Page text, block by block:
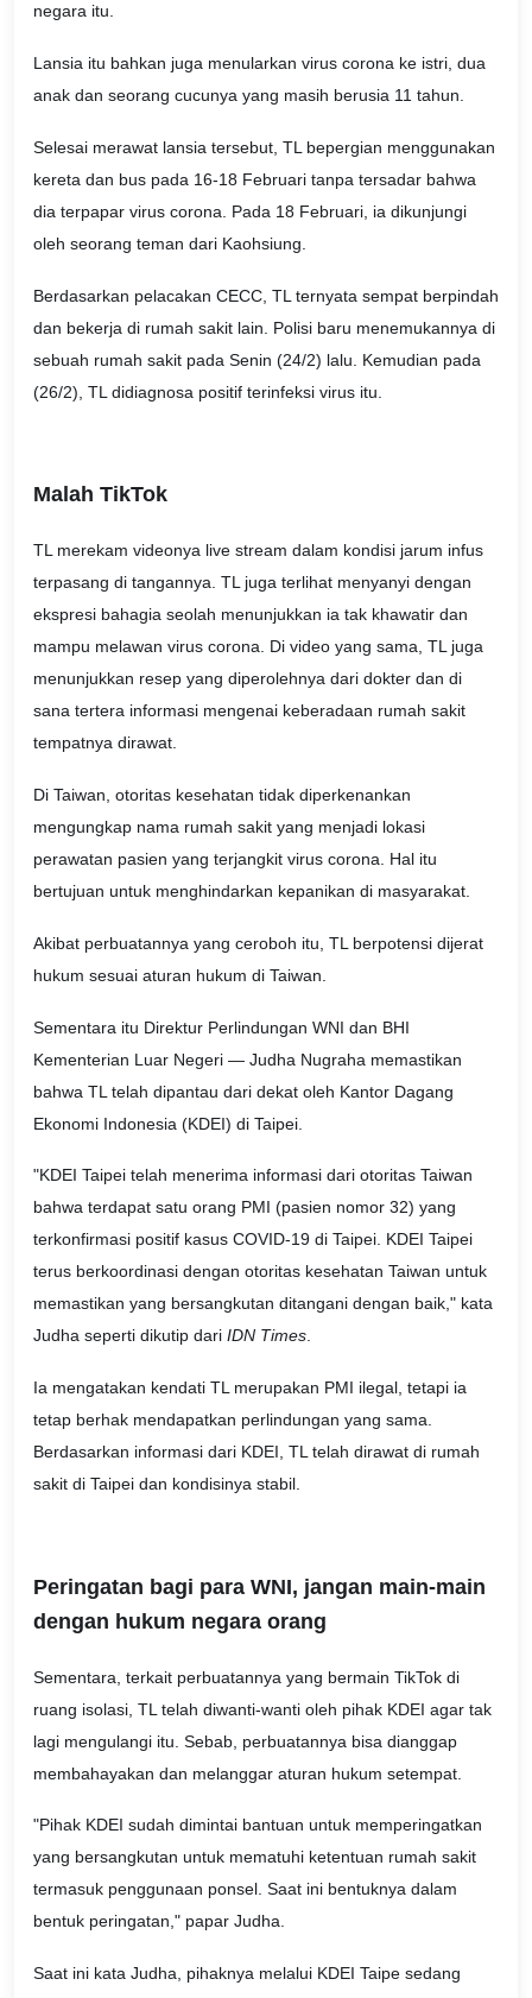
negara itu.
Lansia itu bahkan juga menularkan virus corona ke istri, dua
anak dan seorang cucunya yang masih berusia 11 tahun.
Selesai merawat lansia tersebut, TL bepergian menggunakan
kereta dan bus pada 16-18 Februari tanpa tersadar bahwa
dia terpapar virus corona. Pada 18 Februari, ia dikunjungi
oleh seorang teman dari Kaohsiung.
Berdasarkan pelacakan CECC, TL ternyata sempat berpindah
dan bekerja di rumah sakit lain. Polisi baru menemukannya di
sebuah rumah sakit pada Senin (24/2) lalu. Kemudian pada
(26/2), TL didiagnosa positif terinfeksi virus itu.
Malah TikTok
TL merekam videonya live stream dalam kondisi jarum infus
terpasang di tangannya. TL juga terlihat menyanyi dengan
ekspresi bahagia seolah menunjukkan ia tak khawatir dan
mampu melawan virus corona. Di video yang sama, TL juga
menunjukkan resep yang diperolehnya dari dokter dan di
sana tertera informasi mengenai keberadaan rumah sakit
tempatnya dirawat.
Di Taiwan, otoritas kesehatan tidak diperkenankan
mengungkap nama rumah sakit yang menjadi lokasi
perawatan pasien yang terjangkit virus corona. Hal itu
bertujuan untuk menghindarkan kepanikan di masyarakat.
Akibat perbuatannya yang ceroboh itu, TL berpotensi dijerat
hukum sesuai aturan hukum di Taiwan.
Sementara itu Direktur Perlindungan WNI dan BHI
Kementerian Luar Negeri — Judha Nugraha memastikan
bahwa TL telah dipantau dari dekat oleh Kantor Dagang
Ekonomi Indonesia (KDEI) di Taipei.
"KDEI Taipei telah menerima informasi dari otoritas Taiwan
bahwa terdapat satu orang PMI (pasien nomor 32) yang
terkonfirmasi positif kasus COVID-19 di Taipei. KDEI Taipei
terus berkoordinasi dengan otoritas kesehatan Taiwan untuk
memastikan yang bersangkutan ditangani dengan baik," kata
Judha seperti dikutip dari IDN Times.
Ia mengatakan kendati TL merupakan PMI ilegal, tetapi ia
tetap berhak mendapatkan perlindungan yang sama.
Berdasarkan informasi dari KDEI, TL telah dirawat di rumah
sakit di Taipei dan kondisinya stabil.
Peringatan bagi para WNI, jangan main-main
dengan hukum negara orang
Sementara, terkait perbuatannya yang bermain TikTok di
ruang isolasi, TL telah diwanti-wanti oleh pihak KDEI agar tak
lagi mengulangi itu. Sebab, perbuatannya bisa dianggap
membahayakan dan melanggar aturan hukum setempat.
"Pihak KDEI sudah dimintai bantuan untuk memperingatkan
yang bersangkutan untuk mematuhi ketentuan rumah sakit
termasuk penggunaan ponsel. Saat ini bentuknya dalam
bentuk peringatan," papar Judha.
Saat ini kata Judha, pihaknya melalui KDEI Taipe sedang